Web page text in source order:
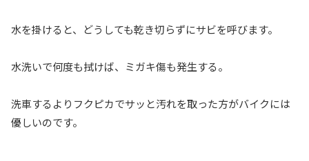
水を掛けると、どうしても乾き切らずにサビを呼びます。
水洗いで何度も拭けば、ミガキ傷も発生する。
洗車するよりフクピカでサッと汚れを取った方がバイクには
優しいのです。